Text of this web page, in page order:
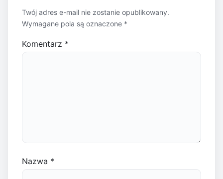
Twój adres e-mail nie zostanie opublikowany.
Wymagane pola są oznaczone *
Komentarz *
Nazwa *